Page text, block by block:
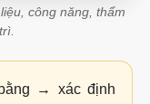
công năng, thẩm
→ xác định